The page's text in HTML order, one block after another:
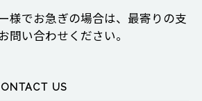
様でお急ぎの場合は、最寄りの支
問い合わせください。
US